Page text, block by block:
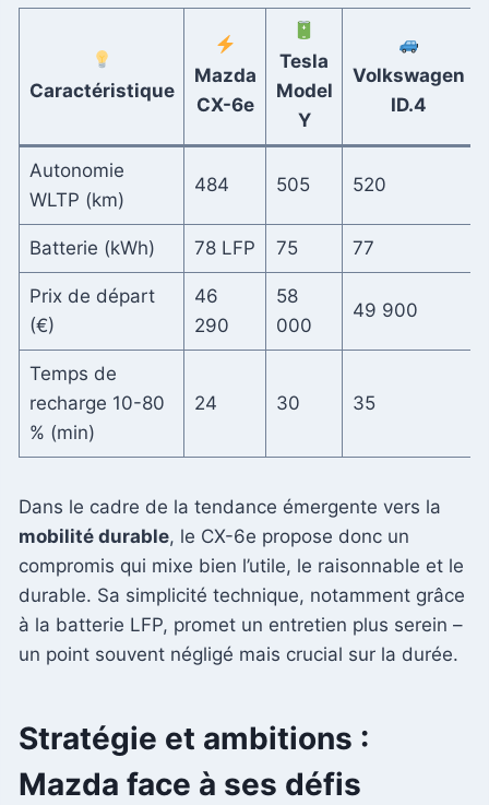
Caractéristique
Mazda
CX-6e
Tesla
Model
Y
Volkswagen
ID.4
Autonomie
WLTP (km)
484 505 520
Batterie (kWh) 78 LFP 75 77
Prix de départ
(€)
46
290
58
000
49 900
Temps de
recharge 10-80
% (min)
24 30 35
Dans le cadre de la tendance émergente vers la
mobilité durable, le CX-6e propose donc un
compromis qui mixe bien l’utile, le raisonnable et le
durable. Sa simplicité technique, notamment grâce
à la batterie LFP, promet un entretien plus serein –
un point souvent négligé mais crucial sur la durée.
Stratégie et ambitions :
Mazda face à ses défis